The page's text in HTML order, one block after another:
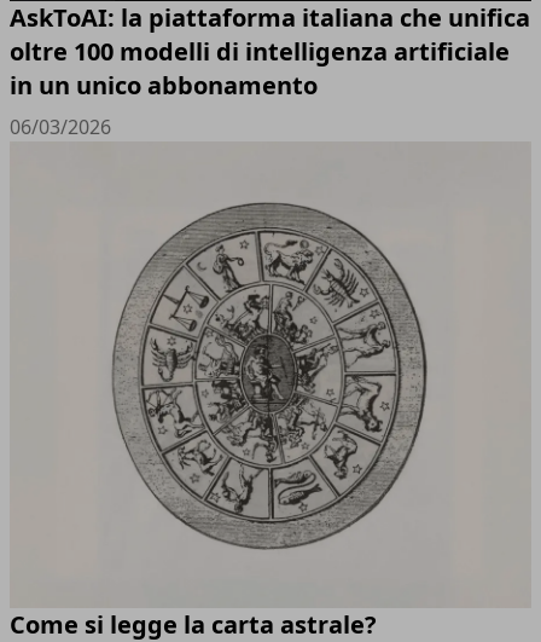
AskToAI: la piattaforma italiana che unifica
oltre 100 modelli di intelligenza artificiale
in un unico abbonamento
06/03/2026
Come si legge la carta astrale?